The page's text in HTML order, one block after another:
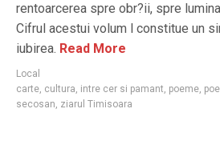
rentoarcerea spre obr?ii, spre
Cifrul acestui volum l constitue un
iubirea. Read More
Local
carte, cultura, intre cer si pamant, poeme,
secosan, ziarul Timisoara